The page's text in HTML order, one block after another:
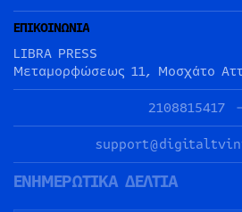
ΕΠΙΚΟΙΝΩΝΙΑ
LIBRA PRESS
Μεταμορφώσεως 11, Μοσχάτο
2108815417
ΕΝΗΜΕΡΩΤΙΚΑ ΔΕΛΤΙΑ